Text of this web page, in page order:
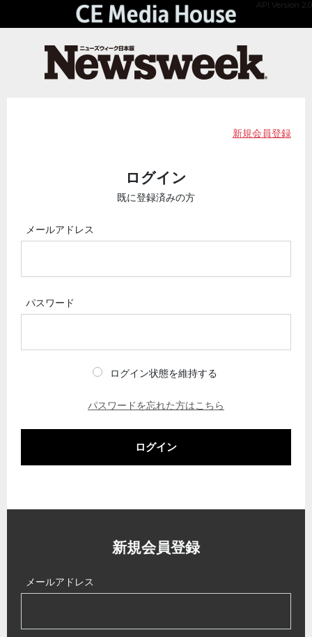
API Version 2.0
新規会員登録
ログイン
既に登録済みの方
メールアドレス
パスワード
ログイン状態を維持する
パスワードを忘れた方はこちら
ログイン
新規会員登録
メールアドレス